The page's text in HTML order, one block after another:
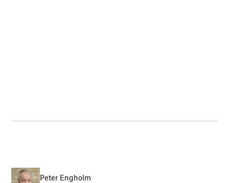
Peter Engholm